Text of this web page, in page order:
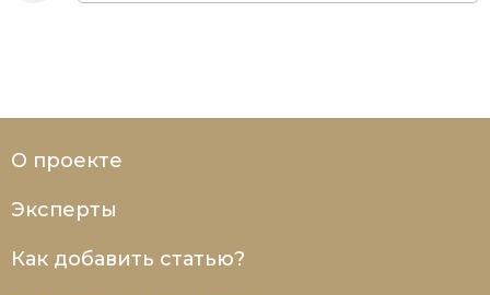
О проекте
Эксперты
Как добавить статью?